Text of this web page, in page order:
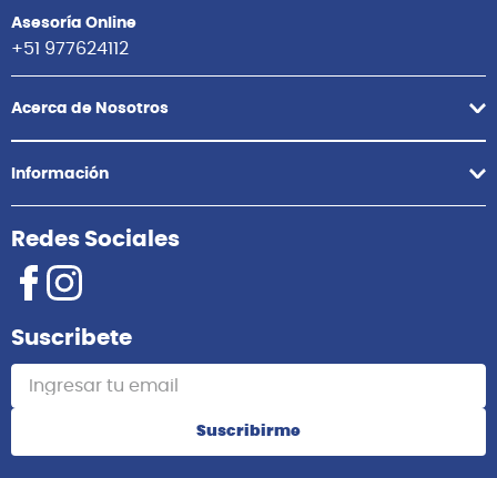
Asesoría Online
+51 977624112
Acerca de Nosotros
Información
Redes Sociales
Suscribete
Suscribirme